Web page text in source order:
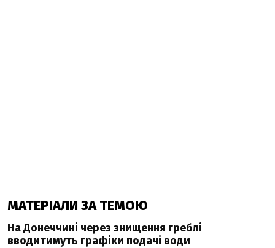
МАТЕРІАЛИ ЗА ТЕМОЮ
На Донеччині через знищення греблі
вводитимуть графіки подачі води